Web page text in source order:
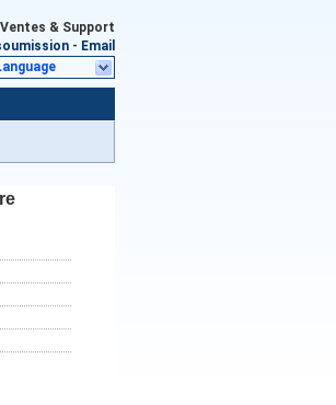
Ventes & Support
- Email